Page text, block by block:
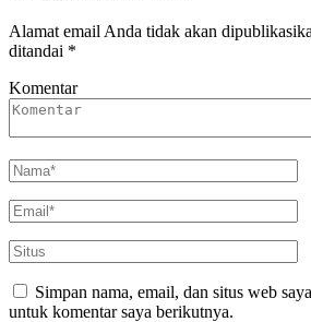
Alamat email Anda tidak akan
ditandai *
Komentar
Simpan nama, email, dan situs web
untuk komentar saya berikutnya.